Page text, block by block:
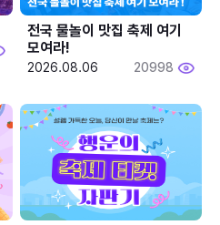
전국 물놀이 맛집 축제 여기
모여라!
2026.08.06 20998